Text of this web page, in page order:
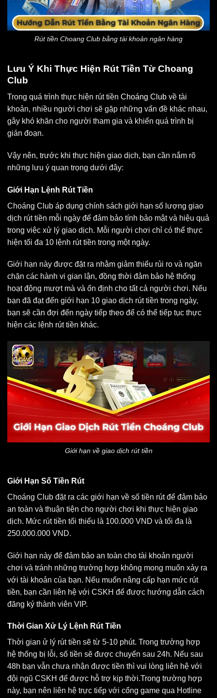
Rút tiền Choang Club bằng tài khoản ngân hàng
Lưu Ý Khi Thực Hiện Rút Tiền Từ Choang
Club
Trong quá trình thực hiện rút tiền Choáng Club về tài
khoản, nhiều người chơi sẽ gặp những vấn đề khác nhau,
gây khó khăn cho người tham gia và khiến quá trình bị
gián đoạn.
Vậy nên, trước khi thực hiện giao dịch, bạn cần nắm rõ
những lưu ý quan trọng dưới đây:
Giới Hạn Lệnh Rút Tiền
Choáng Club áp dụng chính sách giới hạn số lượng giao
dịch rút tiền mỗi ngày để đảm bảo tính bảo mật và hiệu quả
trong việc xử lý giao dịch. Mỗi người chơi chỉ có thể thực
hiện tối đa 10 lệnh rút tiền trong một ngày.
Giới hạn này được đặt ra nhằm giảm thiểu rủi ro và ngăn
chặn các hành vi gian lận, đồng thời đảm bảo hệ thống
hoạt động mượt mà và ổn định cho tất cả người chơi. Nếu
bạn đã đạt đến giới hạn 10 giao dịch rút tiền trong ngày,
bạn sẽ cần đợi đến ngày tiếp theo để có thể tiếp tục thực
hiện các lệnh rút tiền khác.
Giới hạn về giao dịch rút tiền
Giới Hạn Số Tiền Rút
Choáng Club đặt ra các giới hạn về số tiền rút để đảm bảo
an toàn và thuận tiện cho người chơi khi thực hiện giao
dịch. Mức rút tiền tối thiểu là 100.000 VND và tối đa là
250.000.000 VND.
Giới hạn này để đảm bảo an toàn cho tài khoản người
chơi và tránh những trường hợp không mong muốn xảy ra
với tài khoản của bạn. Nếu muốn nâng cấp hạn mức rút
tiền, bạn cần liên hệ với CSKH để được hướng dẫn cách
đăng ký thành viên VIP.
Thời Gian Xử Lý Lệnh Rút Tiền
Thời gian ử lý rút tiền sẽ từ 5-10 phút. Trong trường hợp
hệ thống bị lỗi, số tiền sẽ được chuyển sau 24h. Nếu sau
48h bạn vẫn chưa nhận được tiền thì vui lòng liên hệ với
đội ngũ CSKH để được hỗ trợ kịp thời.Trong trường hợp
này, bạn nên liên hệ trực tiếp với cổng game qua Hotline